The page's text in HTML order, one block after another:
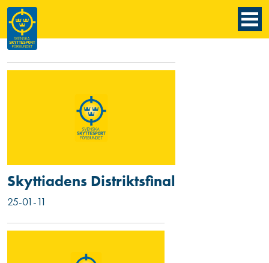
Skyttiadens Distriktsfinal
25-01-11